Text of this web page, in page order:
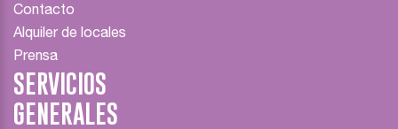
Contacto
Alquiler de locales
Prensa
SERVICIOS
GENERALES